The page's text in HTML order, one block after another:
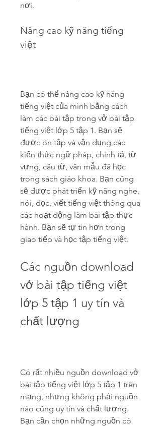
nơi.
Nâng cao kỹ năng tiếng
việt
Bạn có thể nâng cao kỹ năng
tiếng việt của mình bằng cách
làm các bài tập trong vở bài tập
tiếng việt lớp 5 tập 1. Bạn sẽ
được ôn tập và vận dụng các
kiến thức ngữ pháp, chính tả, từ
vựng, câu từ, văn mẫu đã học
trong sách giáo khoa. Bạn cũng
sẽ được phát triển kỹ năng nghe,
nói, đọc, viết tiếng việt thông qua
các hoạt động làm bài tập thực
hành. Bạn sẽ tự tin hơn trong
giao tiếp và học tập tiếng việt.
Các nguồn download
vở bài tập tiếng việt
lớp 5 tập 1 uy tín và
chất lượng
Có rất nhiều nguồn download vở
bài tập tiếng việt lớp 5 tập 1 trên
mạng, nhưng không phải nguồn
nào cũng uy tín và chất lượng.
Bạn cần chọn những nguồn có